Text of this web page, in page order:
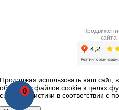
0
сайта
Продолжая использовать наш сайт,
обработку файлов cookie в целях
сбора статистики в соответствии с